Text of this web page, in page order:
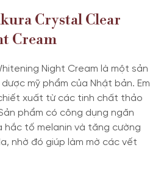
Crystal Clear
Cream
Night Cream là một sản
mỹ phẩm của Nhật bản. Em
xuất từ các tinh chất thảo
phẩm có công dụng ngăn
hắc tố melanin và tăng cường
nhờ đó giúp làm mờ các vết